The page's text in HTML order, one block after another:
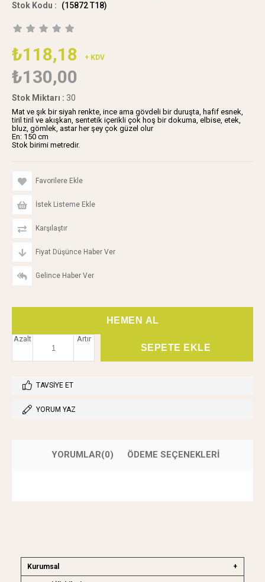
(15872 T18)
₺118,18 + KDV
₺130,00
Stok Miktarı : 30
Mat ve şık bir siyah renkte, ince ama gövdeli bir duruşta, hafif esnek,
tiril tiril ve akışkan, sentetik içerikli çok hoş bir dokuma, elbise, etek,
bluz, gömlek, astar her şey çok güzel olur
En: 150 cm
Stok birimi metredir.
Favorilere Ekle
İstek Listeme Ekle
Karşılaştır
Fiyat Düşünce Haber Ver
Gelince Haber Ver
Artır
Azalt
TAVSIYE ET
YORUM YAZ
YORUMLAR(0) ÖDEME SEÇENEKLERI
Kurumsal